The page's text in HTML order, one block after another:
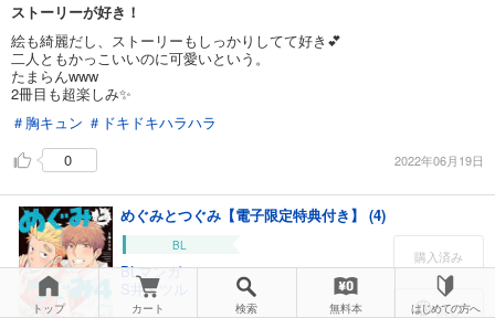
ストーリーが好き！
絵も綺麗だし、ストーリーもしっかりしてて好き💕
二人ともかっこいいのに可愛いという。
たまらんwww
2冊目も超楽しみ✨
＃胸キュン ＃ドキドキハラハラ
0
2022年06月19日
めぐみとつぐみ【電子限定特典付き】 (4)
BL
BLマンガ
S井ミツル
購入済み
読む
トップ カート 検索 無料本 はじめての方へ